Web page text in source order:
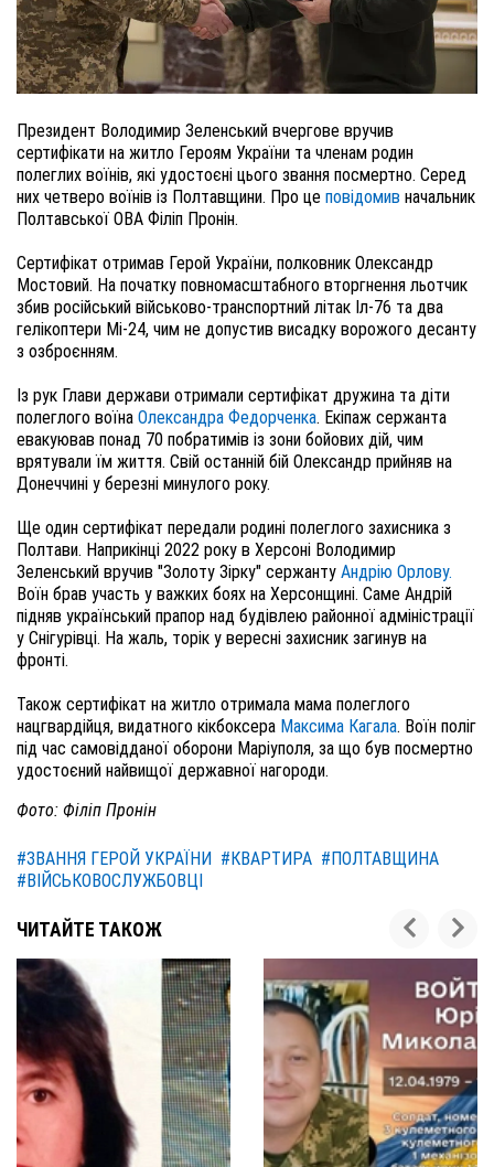
Президент Володимир Зеленський вчергове вручив
сертифікати на житло Героям України та членам родин
полеглих воїнів, які удостоєні цього звання посмертно. Серед
них четверо воїнів із Полтавщини. Про це повідомив начальник
Полтавської ОВА Філіп Пронін.
Сертифікат отримав Герой України, полковник Олександр
Мостовий. На початку повномасштабного вторгнення льотчик
збив російський військово-транспортний літак Іл-76 та два
гелікоптери Мі-24, чим не допустив висадку ворожого десанту
з озброєнням.
Із рук Глави держави отримали сертифікат дружина та діти
полеглого воїна Олександра Федорченка. Екіпаж сержанта
евакуював понад 70 побратимів із зони бойових дій, чим
врятували їм життя. Свій останній бій Олександр прийняв на
Донеччині у березні минулого року.
Ще один сертифікат передали родині полеглого захисника з
Полтави. Наприкінці 2022 року в Херсоні Володимир
Зеленський вручив "Золоту Зірку" сержанту Андрію Орлову.
Воїн брав участь у важких боях на Херсонщині. Саме Андрій
підняв український прапор над будівлею районної адміністрації
у Снігурівці. На жаль, торік у вересні захисник загинув на
фронті.
Також сертифікат на житло отримала мама полеглого
нацгвардійця, видатного кікбоксера Максима Кагала. Воїн поліг
під час самовідданої оборони Маріуполя, за що був посмертно
удостоєний найвищої державної нагороди.
Фото: Філіп Пронін
#ЗВАННЯ ГЕРОЙ УКРАЇНИ #КВАРТИРА #ПОЛТАВЩИНА
#ВІЙСЬКОВОСЛУЖБОВЦІ
ЧИТАЙТЕ ТАКОЖ